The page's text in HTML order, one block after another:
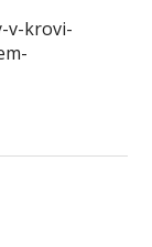
v-krovi-